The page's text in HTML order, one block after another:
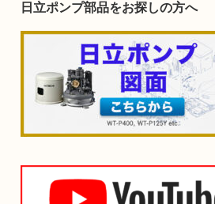
日立ポンプ部品をお探しの方へ